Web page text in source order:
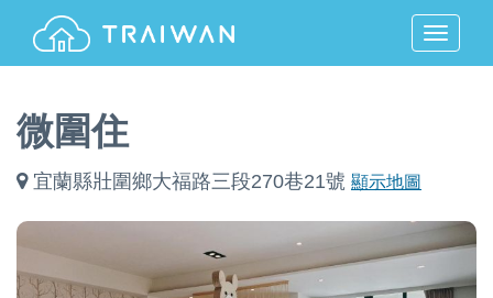
MENU
微圍住
宜蘭縣壯圍鄉大福路三段270巷21號 顯示地圖